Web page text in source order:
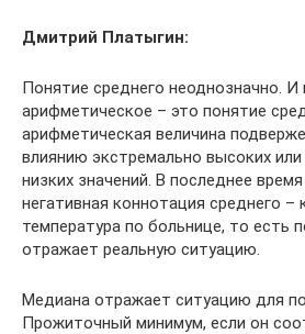
Дмитрий Платыгин:
Понятие среднего неоднозначно. И
арифметическое – это понятие
арифметическая величина
влиянию экстремально высоких
низких значений. В последнее
негативная коннотация среднего –
температура по больнице, то есть
отражает реальную ситуацию.
Медиана отражает ситуацию для
Прожиточный минимум, если он